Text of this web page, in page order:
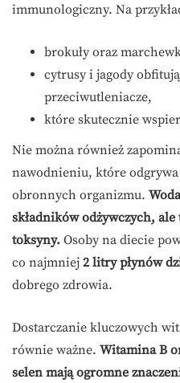
immunologiczny. Na
brokuły oraz
cytrusy i jagody
przeciwutleniacze,
które skutecznie
Nie można również
nawodnieniu, które
obronnych organizmu.
składników odżywczych,
toksyny. Osoby na diecie
co najmniej 2 litry płynów
dobrego zdrowia.
Dostarczanie kluczowych
równie ważne. Witamina B
selen mają ogromne